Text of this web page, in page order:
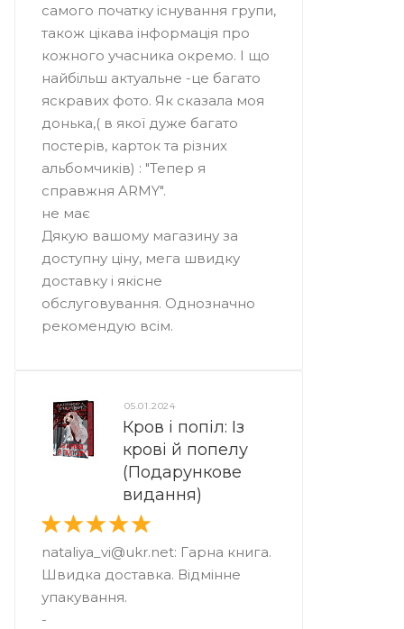
самого початку існування групи,
також цікава інформація про
кожного учасника окремо. І що
найбільш актуальне -це багато
яскравих фото. Як сказала моя
донька,( в якої дуже багато
постерів, карток та різних
альбомчиків) : "Тепер я
справжня ARMY".
не має
Дякую вашому магазину за
доступну ціну, мега швидку
доставку і якісне
обслуговування. Однозначно
рекомендую всім.
05.01.2024
Кров і попіл: Із
крові й попелу
(Подарункове
видання)
nataliya_vi@ukr.net: Гарна книга.
Швидка доставка. Відмінне
упакування.
-